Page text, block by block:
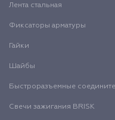
Лента стальная
Фиксаторы арматуры
Гайки
Шайбы
Быстроразъемные
Свечи зажигания BRISK